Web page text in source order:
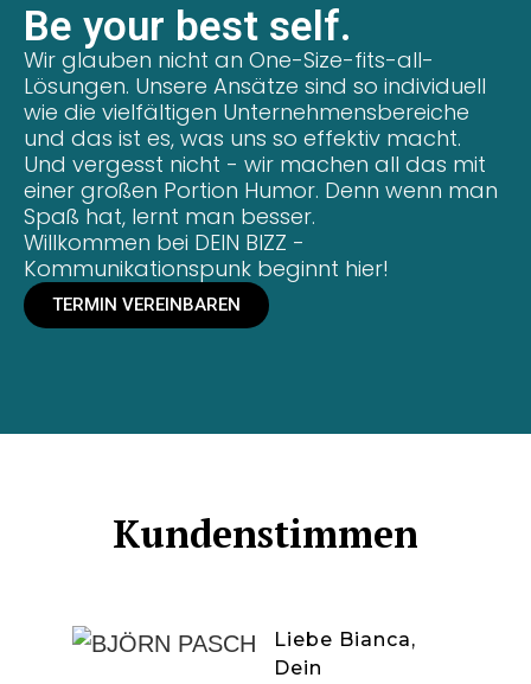
Be your best self.
Wir glauben nicht an One-Size-fits-all-
Lösungen. Unsere Ansätze sind so individuell
wie die vielfältigen Unternehmensbereiche
und das ist es, was uns so effektiv macht.
Und vergesst nicht - wir machen all das mit
einer großen Portion Humor. Denn wenn man
Spaß hat, lernt man besser.
Willkommen bei DEIN BIZZ -
Kommunikationspunk beginnt hier!
TERMIN VEREINBAREN
Kundenstimmen
Liebe Bianca,
Dein